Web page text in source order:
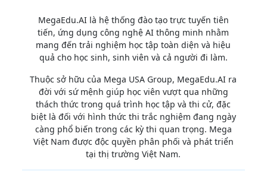
MegaEdu.AI là hệ thống đào tạo trực tuyến tiên
tiến, ứng dụng công nghệ AI thông minh nhằm
mang đến trải nghiệm học tập toàn diện và hiệu
quả cho học sinh, sinh viên và cả người đi làm.
Thuộc sở hữu của Mega USA Group, MegaEdu.AI ra
đời với sứ mệnh giúp học viên vượt qua những
thách thức trong quá trình học tập và thi cử, đặc
biệt là đối với hình thức thi trắc nghiệm đang ngày
càng phổ biến trong các kỳ thi quan trọng. Mega
Việt Nam được độc quyền phân phối và phát triển
tại thị trường Việt Nam.